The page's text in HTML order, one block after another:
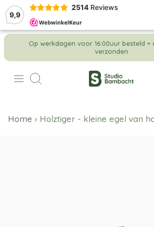
9,9
2514 Reviews
Meteen
de
content
Op werkdagen voor 16:00uur besteld =
verzonden
Zoeken
Home › Holztiger - kleine egel van